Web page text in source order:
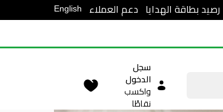
رصيد بطاقة الهدايا دعم العملاء English
سجل
الدخول
واكسب
نقاطًا